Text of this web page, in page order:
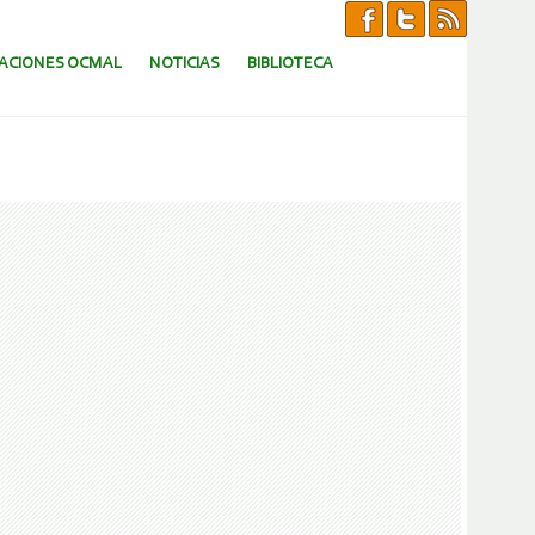
OCMAL NOTICIAS BIBLIOTECA